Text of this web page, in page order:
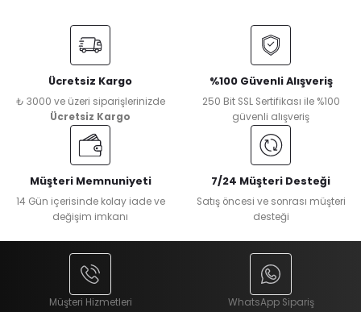
Ücretsiz Kargo
₺ 3000 ve üzeri siparişlerinizde
Ücretsiz Kargo
%100 Güvenli Alışveriş
250 Bit SSL Sertifikası ile %100
güvenli alışveriş
Müşteri Memnuniyeti
14 Gün içerisinde kolay iade ve
değişim imkanı
7/24 Müşteri Desteği
Satış öncesi ve sonrası müşteri
desteği
Müşteri Hizmetleri WhatsApp Sipariş